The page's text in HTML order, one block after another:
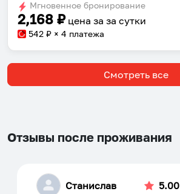
Мгновенное бронирование
2,168 ₽ цена за за сутки
542 ₽ × 4 платежа
Смотреть все
Отзывы после проживания
Станислав 5.00